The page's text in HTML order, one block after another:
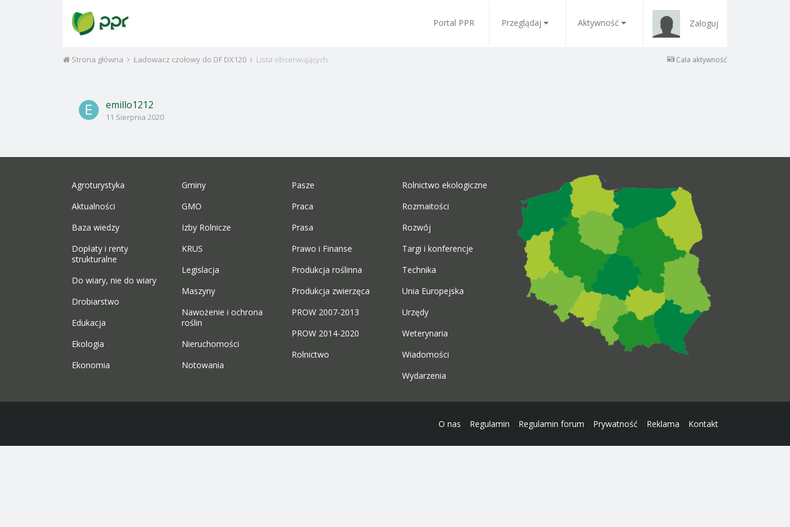
Portal PPR Przeglądaj Aktywność Zaloguj
Cała aktywność
Strona główna Ładowacz czołowy do DF DX120 Lista obserwujących
emillo1212
11 Sierpnia 2020
Agroturystyka
Aktualności
Baza wiedzy
Dopłaty i renty
strukturalne
Do wiary, nie do wiary
Drobiarstwo
Edukacja
Ekologia
Ekonomia
Gminy
GMO
Izby Rolnicze
KRUS
Legislacja
Maszyny
Nawożenie i ochrona
roślin
Nieruchomości
Notowania
Pasze
Praca
Prasa
Prawo i Finanse
Produkcja roślinna
Produkcja zwierzęca
PROW 2007-2013
PROW 2014-2020
Rolnictwo
Rolnictwo ekologiczne
Rozmaitości
Rozwój
Targi i konferencje
Technika
Unia Europejska
Urzędy
Weterynaria
Wiadomości
Wydarzenia
Kontakt
Reklama
Prywatność
Regulamin forum
Regulamin
O nas